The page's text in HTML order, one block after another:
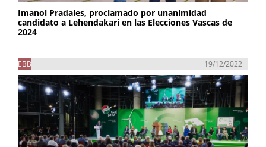
Imanol Pradales, proclamado por unanimidad
candidato a Lehendakari en las Elecciones Vascas de
2024
EBB 19/12/2022